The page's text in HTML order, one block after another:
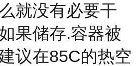
就没有必要干
果储存.容器被
议在85C的热空